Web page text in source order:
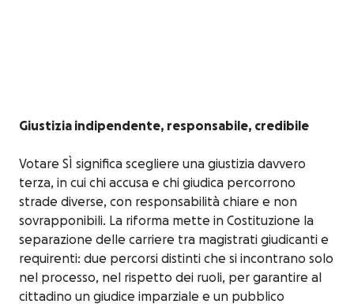
Giustizia indipendente, responsabile, credibile
Votare SÌ significa scegliere una giustizia davvero
terza, in cui chi accusa e chi giudica percorrono
strade diverse, con responsabilità chiare e non
sovrapponibili. La riforma mette in Costituzione la
separazione delle carriere tra magistrati giudicanti e
requirenti: due percorsi distinti che si incontrano solo
nel processo, nel rispetto dei ruoli, per garantire al
cittadino un giudice imparziale e un pubblico